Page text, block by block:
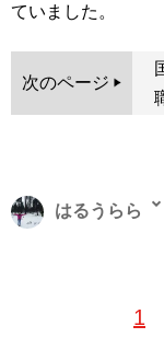
ていました。
次のページ
1
はるうらら
もと興味のあった